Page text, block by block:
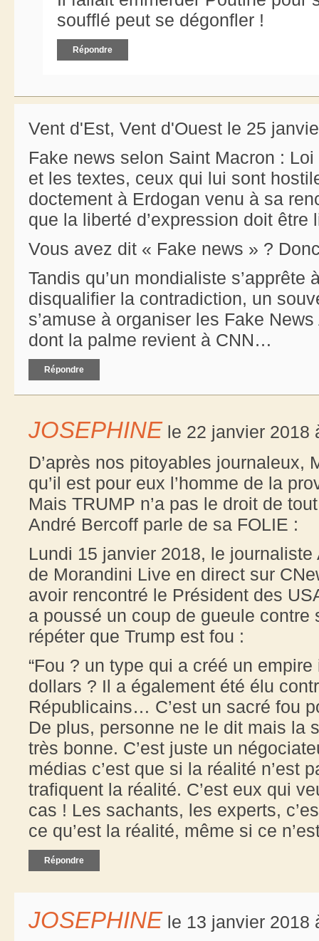
soufflé peut se dégonfler !
Répondre
Vent d'Est, Vent d'Ouest le 25
Fake news selon Saint Macron :
et les textes, ceux qui lui sont
doctement à Erdogan venu à sa
que la liberté d’expression doit être
Vous avez dit « Fake news » ?
Tandis qu’un mondialiste
disqualifier la contradiction, un
s’amuse à organiser les Fake
dont la palme revient à CNN…
Répondre
JOSEPHINE le 22 janvier 2018
D’après nos pitoyables journaleux,
qu’il est pour eux l’homme de la
Mais TRUMP n’a pas le droit de
André Bercoff parle de sa FOLIE :
Lundi 15 janvier 2018, le
de Morandini Live en direct sur
avoir rencontré le Président des
a poussé un coup de gueule
répéter que Trump est fou :
“Fou ? un type qui a créé un
dollars ? Il a également été élu
Républicains… C’est un sacré fou
De plus, personne ne le dit mais la
très bonne. C’est juste un
médias c’est que si la réalité n’est
trafiquent la réalité. C’est eux qui
cas ! Les sachants, les experts,
ce qu’est la réalité, même si ce
Répondre
JOSEPHINE le 13 janvier 2018